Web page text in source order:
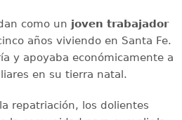
como un joven trabajador
años viviendo en Santa Fe.
y apoyaba económicamente a
en su tierra natal.
repatriación, los dolientes